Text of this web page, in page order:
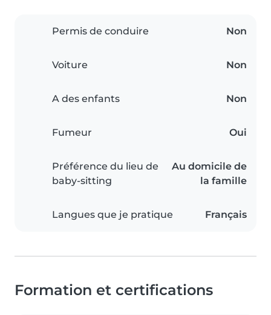
Permis de conduire Non
Voiture Non
A des enfants Non
Fumeur Oui
Préférence du lieu de
baby-sitting
Au domicile de
la famille
Langues que je pratique Français
Formation et certifications